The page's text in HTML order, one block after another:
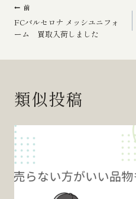
投
稿
ナ
ビ
ゲ
ー
シ
ョ
前
FCバルセロナ メッシユニフォ
ーム 買取入荷しました
類似投稿